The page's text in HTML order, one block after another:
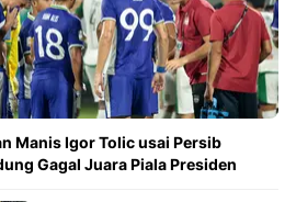
Manis Igor Tolic usai Persib
Gagal Juara Piala Presiden